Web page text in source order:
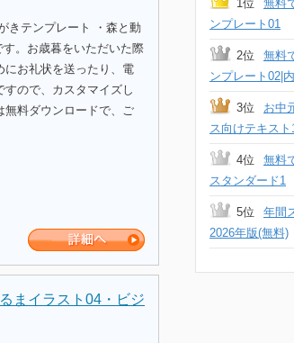
きテンプレート ・森と動
。お歳暮をいただいた際
にお礼状を送ったり、電
ので、カスタマイズし
無料ダウンロードで、ご
まイラスト04・ビジ
1位
無料
ンプレート01
2位
無料
ンプレート02|
3位
お中
ス向けテキスト
4位
無料
スタンダード1
5位
年間
2026年版(無料)